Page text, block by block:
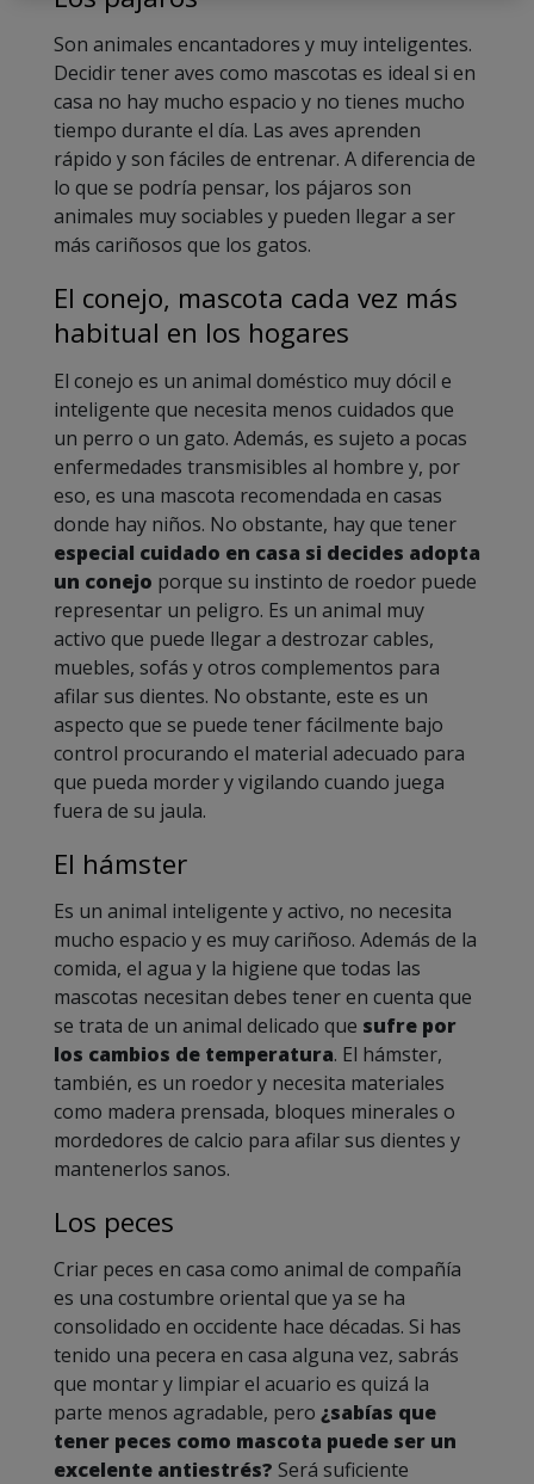
Son animales encantadores y muy inteligentes.
Decidir tener aves como mascotas es ideal si en
casa no hay mucho espacio y no tienes mucho
tiempo durante el día. Las aves aprenden
rápido y son fáciles de entrenar. A diferencia de
lo que se podría pensar, los pájaros son
animales muy sociables y pueden llegar a ser
más cariñosos que los gatos.
El conejo, mascota cada vez más
habitual en los hogares
El conejo es un animal doméstico muy dócil e
inteligente que necesita menos cuidados que
un perro o un gato. Además, es sujeto a pocas
enfermedades transmisibles al hombre y, por
eso, es una mascota recomendada en casas
donde hay niños. No obstante, hay que tener
especial cuidado en casa si decides adopta
un conejo porque su instinto de roedor puede
representar un peligro. Es un animal muy
activo que puede llegar a destrozar cables,
muebles, sofás y otros complementos para
afilar sus dientes. No obstante, este es un
aspecto que se puede tener fácilmente bajo
control procurando el material adecuado para
que pueda morder y vigilando cuando juega
fuera de su jaula.
El hámster
Es un animal inteligente y activo, no necesita
mucho espacio y es muy cariñoso. Además de la
comida, el agua y la higiene que todas las
mascotas necesitan debes tener en cuenta que
se trata de un animal delicado que sufre por
los cambios de temperatura. El hámster,
también, es un roedor y necesita materiales
como madera prensada, bloques minerales o
mordedores de calcio para afilar sus dientes y
mantenerlos sanos.
Los peces
Criar peces en casa como animal de compañía
es una costumbre oriental que ya se ha
consolidado en occidente hace décadas. Si has
tenido una pecera en casa alguna vez, sabrás
que montar y limpiar el acuario es quizá la
parte menos agradable, pero ¿sabías que
tener peces como mascota puede ser un
excelente antiestrés? Será suficiente